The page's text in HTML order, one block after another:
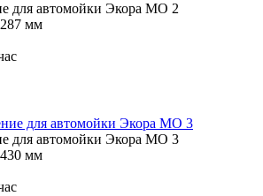
для автомойки Экора МО 2
мм
для автомойки Экора МО 3
мм